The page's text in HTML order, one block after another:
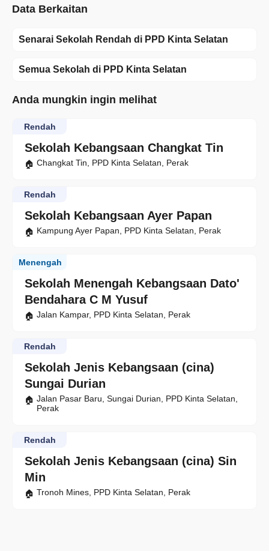
Data Berkaitan
Senarai Sekolah Rendah di PPD Kinta Selatan
Semua Sekolah di PPD Kinta Selatan
Anda mungkin ingin melihat
Sekolah Kebangsaan Changkat Tin
Rendah
Changkat Tin, PPD Kinta Selatan, Perak
Sekolah Kebangsaan Ayer Papan
Rendah
Kampung Ayer Papan, PPD Kinta Selatan, Perak
Sekolah Menengah Kebangsaan Dato'
Bendahara C M Yusuf
Menengah
Jalan Kampar, PPD Kinta Selatan, Perak
Sekolah Jenis Kebangsaan (cina)
Sungai Durian
Rendah
Jalan Pasar Baru, Sungai Durian, PPD Kinta Selatan,
Perak
Sekolah Jenis Kebangsaan (cina) Sin
Min
Rendah
Tronoh Mines, PPD Kinta Selatan, Perak